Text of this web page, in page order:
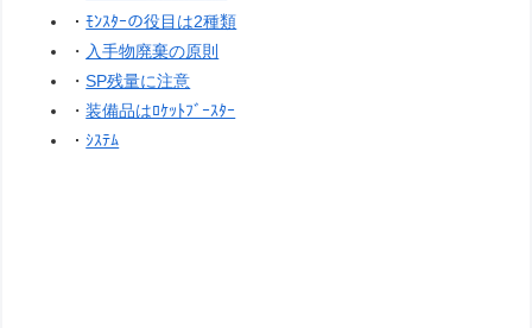
・ﾓﾝｽﾀｰの役目は2種類
・ 入手物廃棄の原則
・SP残量に注意
・装備品はﾛｹｯﾄﾌﾞｰｽﾀｰ
・ｼｽﾃﾑ